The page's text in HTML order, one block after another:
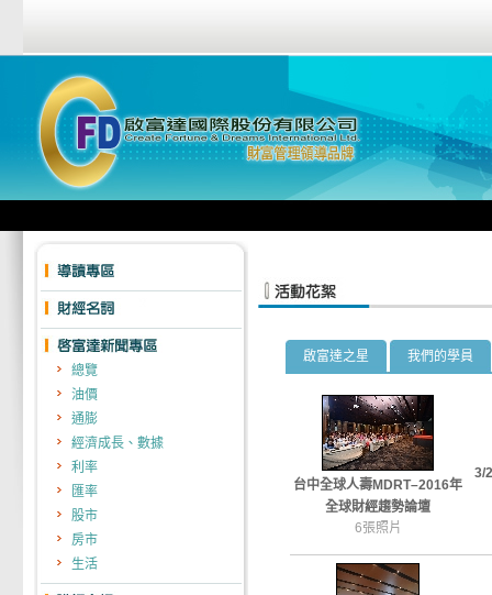
總覽
油價
通膨
經濟成長、數據
利率
匯率
股市
房市
生活
啟富達之星 我們的學員
台中全球人壽MDRT–2016年
全球財經趨勢論壇
6張照片
3/